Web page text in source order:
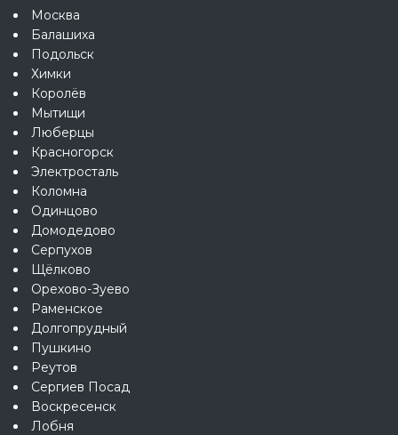
Москва
Балашиха
Подольск
Химки
Королёв
Мытищи
Люберцы
Красногорск
Электросталь
Коломна
Одинцово
Домодедово
Серпухов
Щёлково
Орехово-Зуево
Раменское
Долгопрудный
Пушкино
Реутов
Сергиев Посад
Воскресенск
Лобня